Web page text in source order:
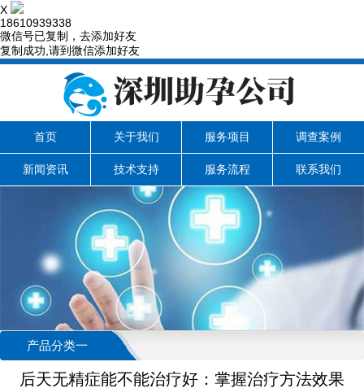
X
18610939338
微信号已复制，去添加好友
复制成功,请到微信添加好友
首页 关于我们 服务项目 调查案例
新闻资讯 技术支持 服务流程 联系我们
产品分类一
后天无精症能不能治疗好：掌握治疗方法效果